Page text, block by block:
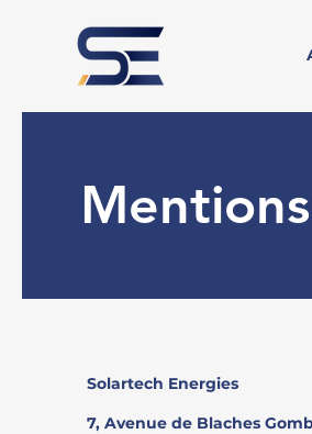
Solartech Energies​
7, Avenue de Blaches